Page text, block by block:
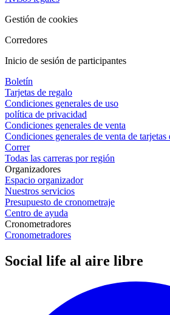
Gestión de cookies
Corredores
Inicio de sesión de participantes
Boletín
Tarjetas de regalo
Condiciones generales de uso
política de privacidad
Condiciones generales de venta
Condiciones generales de venta de tarjetas
Correr
Todas las carreras por región
Organizadores
Espacio organizador
Nuestros servicios
Presupuesto de cronometraje
Centro de ayuda
Cronometradores
Cronometradores
Social life al aire libre